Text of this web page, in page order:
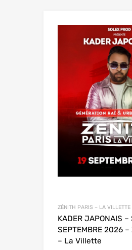
ZÉNITH PARIS – LA VILLETTE
KADER JAPONAIS –
SEPTEMBRE 2026
– La Villette